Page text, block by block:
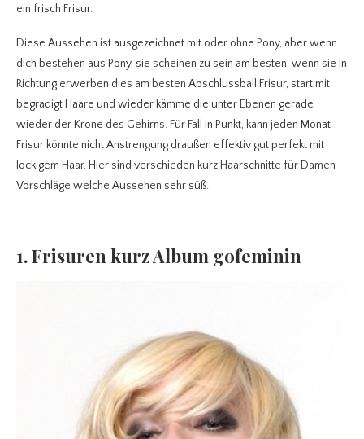
ein frisch Frisur.
Diese Aussehen ist ausgezeichnet mit oder ohne Pony, aber wenn
dich bestehen aus Pony, sie scheinen zu sein am besten, wenn sie In
Richtung erwerben dies am besten Abschlussball Frisur, start mit
begradigt Haare und wieder kämme die unter Ebenen gerade
wieder der Krone des Gehirns. Für Fall in Punkt, kann jeden Monat
Frisur könnte nicht Anstrengung draußen effektiv gut perfekt mit
lockigem Haar. Hier sind verschieden kurz Haarschnitte für Damen
Vorschläge welche Aussehen sehr süß.
1. Frisuren kurz Album gofeminin